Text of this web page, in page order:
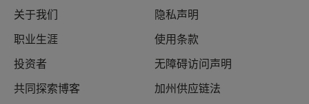
关于我们
职业生涯
投资者
共同探索博客
隐私声明
使用条款
无障碍访问声明
加州供应链法